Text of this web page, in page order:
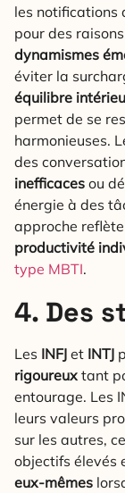
les notifications
pour des
dynamismes
éviter la
équilibre
permet de se
harmonieuses.
des
inefficaces ou
énergie à des
approche
productivité
type MBTI.
4. Des
Les INFJ et INTJ
rigoureux tant
entourage. Les
leurs valeurs
sur les autres,
objectifs élevés
eux-mêmes